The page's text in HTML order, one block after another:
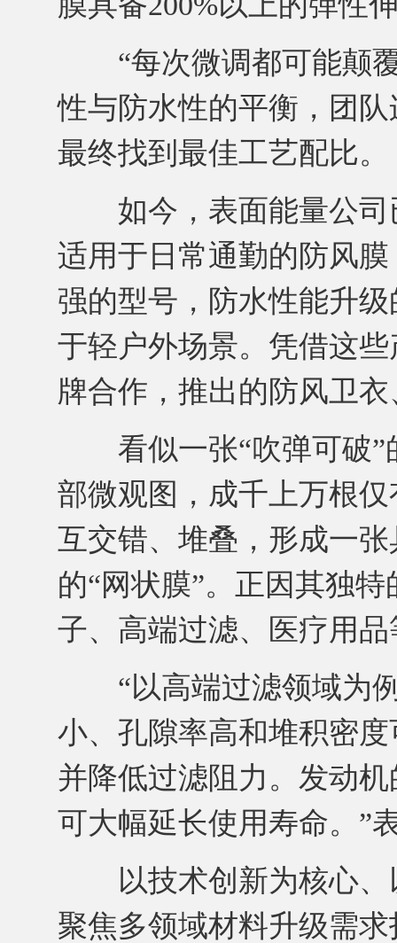
“每次微调都可能颠覆
性与防水性的平衡，团
最终找到最佳工艺配比。
如今，表面能量公司
适用于日常通勤的防风
强的型号，防水性能升
于轻户外场景。凭借这
牌合作，推出的防风卫
看似一张“吹弹可破”
部微观图，成千上万根
互交错、堆叠，形成一
的“网状膜”。正因其独
子、高端过滤、医疗用
“以高端过滤领域为例
小、孔隙率高和堆积密
并降低过滤阻力。发动
可大幅延长使用寿命。”
以技术创新为核心、
聚焦多领域材料升级需